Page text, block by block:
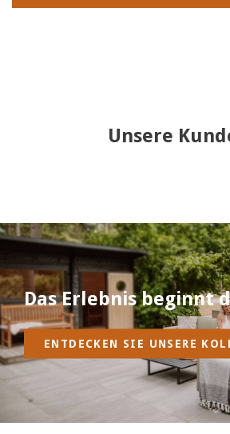
Unsere
Das Erlebnis beginnt
ENTDECKEN SIE UNSERE